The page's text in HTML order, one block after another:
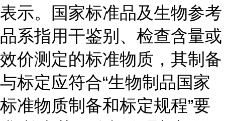
表示。国家标准品及生物参考
品系指用干鉴别、检查含量或
效价测定的标准物质，其制备
与标定应符合“生物制品国家
标准物质制备和标定规程”要